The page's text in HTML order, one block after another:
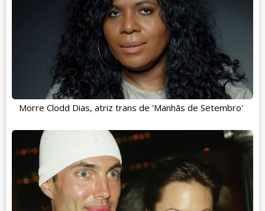
Morre Clodd Dias, atriz trans de 'Manhãs de Setembro'